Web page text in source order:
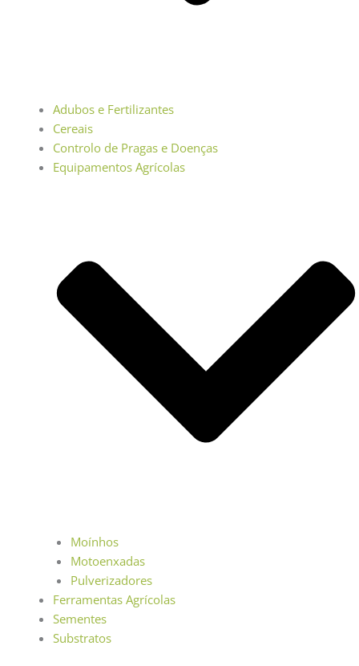
Adubos e Fertilizantes
Cereais
Controlo de Pragas e Doenças
Equipamentos Agrícolas
Moínhos
Motoenxadas
Pulverizadores
Ferramentas Agrícolas
Sementes
Substratos